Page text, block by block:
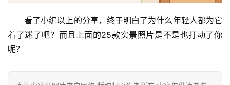
看了小编以上的分享，终于明白了为什么年轻人都为它
着了迷了吧？而且上面的25款实景照片是不是也打动了你
呢？